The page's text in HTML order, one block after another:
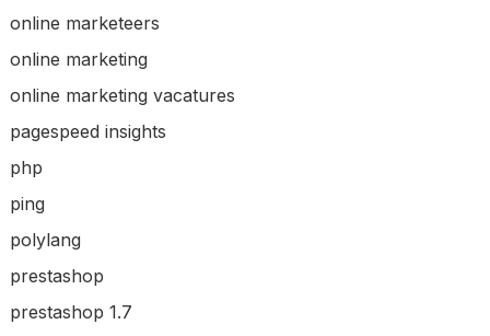
online marketeers
online marketing
online marketing vacatures
pagespeed insights
php
ping
polylang
prestashop
prestashop 1.7